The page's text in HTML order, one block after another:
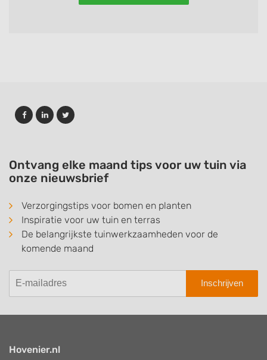
Ontvang elke maand tips voor uw tuin via
onze nieuwsbrief
Verzorgingstips voor bomen en planten
Inspiratie voor uw tuin en terras
De belangrijkste tuinwerkzaamheden voor de
komende maand
Inschrijven
Hovenier.nl